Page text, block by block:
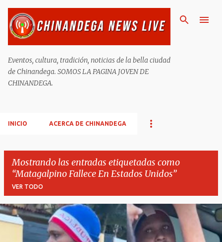
Eventos, cultura, tradición, noticias de la bella ciudad
de Chinandega. SOMOS LA PAGINA JOVEN DE
CHINANDEGA.
INICIO ACERCA DE CHINANDEGA
Mostrando las entradas etiquetadas como
Matagalpino Fallece En Estados Unidos
VER TODO
E